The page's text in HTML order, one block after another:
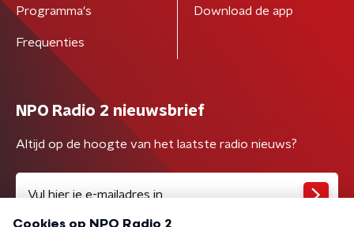
Programma's
Frequenties
Download de app
NPO Radio 2 nieuwsbrief
Altijd op de hoogte van het laatste radio nieuws?